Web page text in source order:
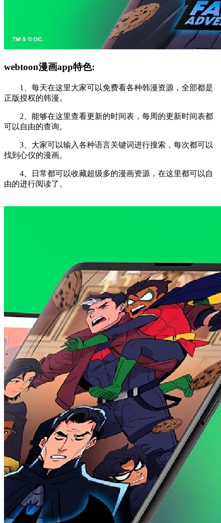
webtoon漫画app特色:
1、每天在这里大家可以免费看各种韩漫资源，全部都是
正版授权的韩漫。
2、能够在这里查看更新的时间表，每周的更新时间表都
可以自由的查询。
3、大家可以输入各种语言关键词进行搜索，每次都可以
找到心仪的漫画。
4、日常都可以收藏超级多的漫画资源，在这里都可以自
由的进行阅读了。